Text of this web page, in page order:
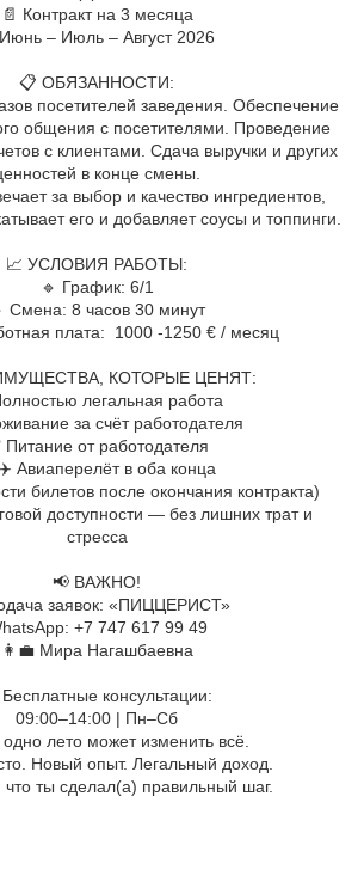
📄 Контракт на 3 месяца
– Июль – Август 2026
📋 ОБЯЗАННОСТИ:
посетителей заведения. Обеспечение
общения с посетителями. Проведение
с клиентами. Сдача выручки и других
в конце смены.
за выбор и качество ингредиентов,
его и добавляет соусы и топпинги.
📈 УСЛОВИЯ РАБОТЫ:
🔹 График: 6/1
Смена: 8 часов 30 минут
плата: 1000 -1250 € / месяц
КОТОРЫЕ ЦЕНЯТ:
легальная работа
за счёт работодателя
от работодателя
Авиаперелёт в оба конца
билетов после окончания контракта)
доступности — без лишних трат и
стресса
📢 ВАЖНО!
заявок: «ПИЦЦЕРИСТ»
+7 747 617 99 49
👩‍💼 Мира Нагашбаевна
консультации:
09:00–14:00 | Пн–Сб
одно лето может изменить всё.
Новый опыт. Легальный доход.
что ты сделал(а) правильный шаг.